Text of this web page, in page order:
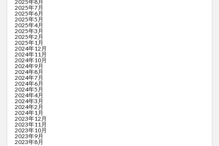
2025年8月
2025年7月
2025年6月
2025年5月
2025年4月
2025年3月
2025年2月
2025年1月
2024年12月
2024年11月
2024年10月
2024年9月
2024年8月
2024年7月
2024年6月
2024年5月
2024年4月
2024年3月
2024年2月
2024年1月
2023年12月
2023年11月
2023年10月
2023年9月
2023年8月